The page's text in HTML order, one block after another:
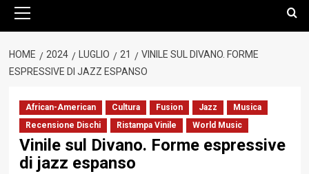
principale
HOME 2024 LUGLIO 21
VINILE SUL DIVANO. FORME
ESPRESSIVE DI JAZZ ESPANSO
African-American Cultura Fusion Jazz
Musica
Recensione Dischi
Ristampa Vinile World Music
Vinile sul Divano. Forme espressive
di jazz espanso